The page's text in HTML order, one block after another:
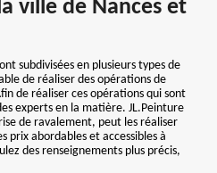
ville de Nances et
subdivisées en plusieurs types de
de réaliser des opérations de
de réaliser ces opérations qui sont
experts en la matière. JL.Peinture
de ravalement, peut les réaliser
prix abordables et accessibles à
des renseignements plus précis,